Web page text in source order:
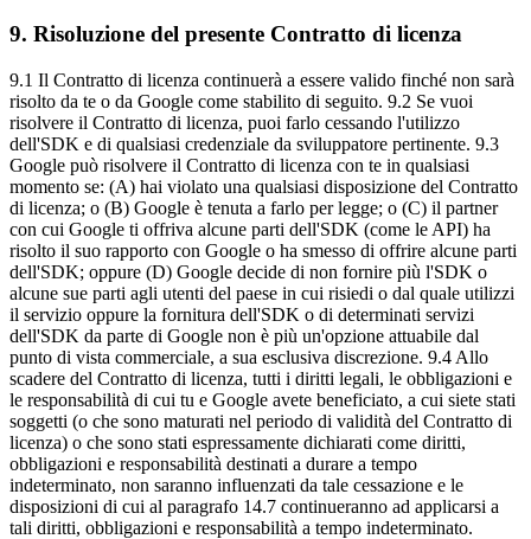
9. Risoluzione del presente Contratto di licenza
9.1 Il Contratto di licenza continuerà a essere valido finché non sarà
risolto da te o da Google come stabilito di seguito. 9.2 Se vuoi
risolvere il Contratto di licenza, puoi farlo cessando l'utilizzo
dell'SDK e di qualsiasi credenziale da sviluppatore pertinente. 9.3
Google può risolvere il Contratto di licenza con te in qualsiasi
momento se: (A) hai violato una qualsiasi disposizione del Contratto
di licenza; o (B) Google è tenuta a farlo per legge; o (C) il partner
con cui Google ti offriva alcune parti dell'SDK (come le API) ha
risolto il suo rapporto con Google o ha smesso di offrire alcune parti
dell'SDK; oppure (D) Google decide di non fornire più l'SDK o
alcune sue parti agli utenti del paese in cui risiedi o dal quale utilizzi
il servizio oppure la fornitura dell'SDK o di determinati servizi
dell'SDK da parte di Google non è più un'opzione attuabile dal
punto di vista commerciale, a sua esclusiva discrezione. 9.4 Allo
scadere del Contratto di licenza, tutti i diritti legali, le obbligazioni e
le responsabilità di cui tu e Google avete beneficiato, a cui siete stati
soggetti (o che sono maturati nel periodo di validità del Contratto di
licenza) o che sono stati espressamente dichiarati come diritti,
obbligazioni e responsabilità destinati a durare a tempo
indeterminato, non saranno influenzati da tale cessazione e le
disposizioni di cui al paragrafo 14.7 continueranno ad applicarsi a
tali diritti, obbligazioni e responsabilità a tempo indeterminato.